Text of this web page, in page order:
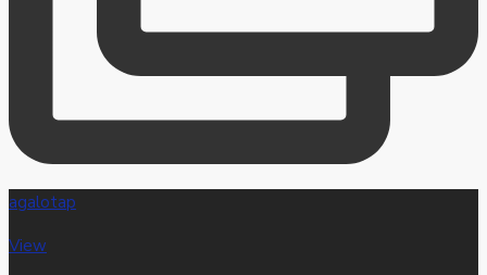
agalotap
View